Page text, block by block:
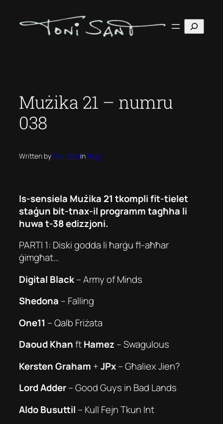
Search
Mużika 21 – numru
038
Written byToni SantinBlog
Is-sensiela Mużika 21 tkompli fit-tielet
staġun bit-tnax-il programm tagħha li
huwa t-38 edizzjoni.
PARTI 1: Diski godda li ħarġu fl-aħħar
ġimgħat…
Digital Black– Army of Minds
Shedona – Falling
One11 – Qalb Friżata
Daoud KhanftHamez – Swagulous
Kersten Graham +JPx– Għaliex Jien?
Lord Adder– Good Guys in Bad Lands
Aldo Busuttil – Kull Fejn Tkun Int